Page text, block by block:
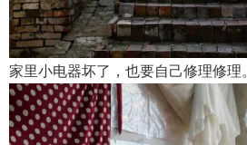
家里小电器坏了，也要自己修理修理。